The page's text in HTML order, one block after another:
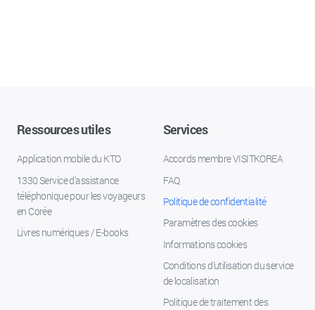
Ressources utiles
Application mobile du KTO
1330 Service d'assistance
téléphonique pour les voyageurs
en Corée
Livres numériques / E-books
Services
Accords membre VISITKOREA
FAQ
Politique de confidentialité
Paramètres des cookies
Informations cookies
Conditions d’utilisation du service
de localisation
Politique de traitement des